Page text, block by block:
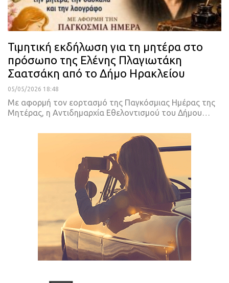
Τιμητική εκδήλωση για τη μητέρα στο
πρόσωπο της Ελένης Πλαγιωτάκη
Σαατσάκη από το Δήμο Ηρακλείου
05/05/2026 18:48
Με αφορμή τον εορτασμό της Παγκόσμιας Ημέρας της
Μητέρας, η Αντιδημαρχία Εθελοντισμού του Δήμου…